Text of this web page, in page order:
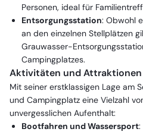
Personen, ideal für
Entsorgungsstation: Obwohl
an den einzelnen Stellplätzen
Grauwasser-
Campingplatzes.
Aktivitäten und Attraktionen
Mit seiner erstklassigen Lage am
und Campingplatz eine Vielzahl
unvergesslichen Aufenthalt:
Bootfahren und Wassersport: